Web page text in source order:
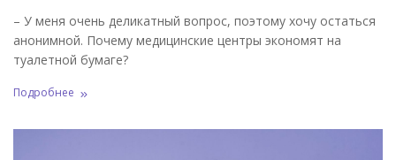
– У меня очень деликатный вопрос, поэтому хочу остаться
анонимной. Почему медицинские центры экономят на
туалетной бумаге?
Подробнее